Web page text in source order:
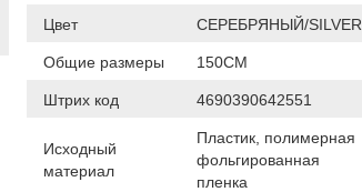
Цвет СЕРЕБРЯНЫЙ/SILVER
Общие размеры 150СМ
Штрих код 4690390642551
Исходный
материал
Пластик, полимерная
фольгированная
пленка